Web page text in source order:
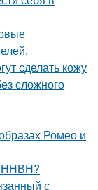
сделать кожу
сложного
Ромео и
ННВН?
с